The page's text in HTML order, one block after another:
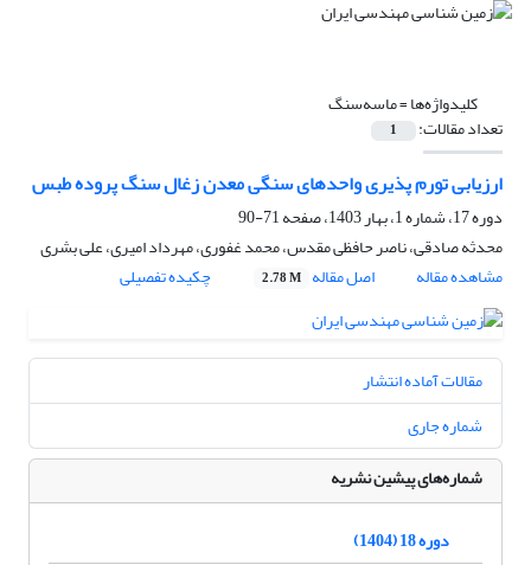
کلیدواژه‌ها =ماسه‌سنگ
تعداد مقالات: 1
ارزیابی تورم پذیری واحدهای سنگی معدن زغال سنگ پروده طبس
دوره 17، شماره 1، بهار 1403، صفحه
71-90
محدثه صادقی، ناصر حافظی مقدس، محمد غفوری، مهرداد امیری، علی بشری
مشاهده مقاله
اصل مقاله 2.78 M چکیده تفصیلی
مقالات آماده انتشار
شماره جاری
شماره‌های پیشین نشریه
دوره 18 (1404)